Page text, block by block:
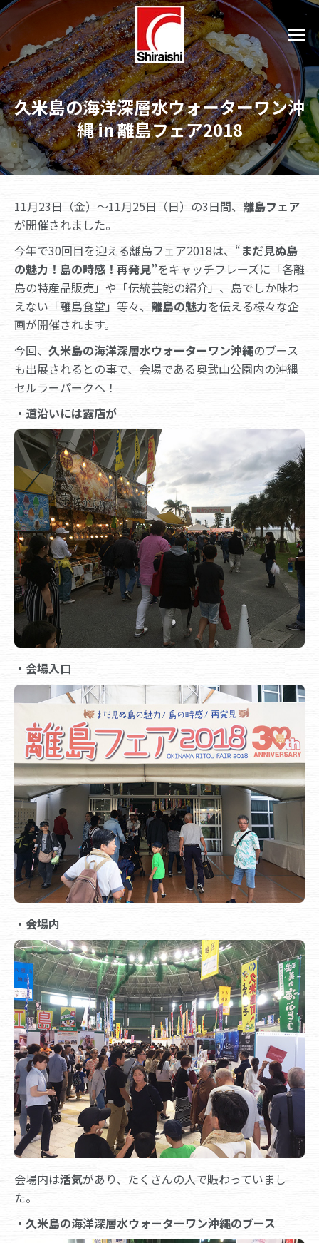
久米島の海洋深層水ウォーターワン沖
縄 in 離島フェア2018
11月23日（金）～11月25日（日）の3日間、 離島フェア
が開催されました。
今年で30回目を迎える離島フェア2018は、“まだ見ぬ島
の魅力！島の時感！再発見”をキャッチフレーズに「各離
島の特産品販売」や「伝統芸能の紹介」、島でしか味わ
えない「離島食堂」等々、 離島の魅力を伝える様々な企
画が開催されます。
今回、 久米島の海洋深層水ウォーターワン沖縄のブース
も出展されるとの事で、会場である奥武山公園内の沖縄
セルラーパークへ！
・道沿いには露店が
・会場入口
・会場内
会場内は活気があり、たくさんの人で賑わっていまし
た。
・久米島の海洋深層水ウォーターワン沖縄のブース